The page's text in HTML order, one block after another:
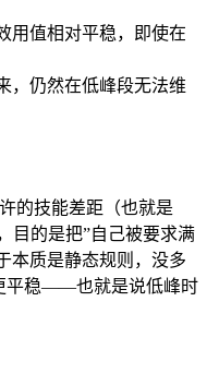
用值相对平稳，即使在
，仍然在低峰段无法维
的技能差距（也就是
目的是把”自己被要求满
本质是静态规则，没多
平稳——也就是说低峰时